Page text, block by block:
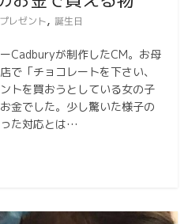
プレゼント, 誕生日
Cadburyが制作したCM。お母
で「チョコレートを下さい、
トを買おうとしている女の子
金でした。少し驚いた様子の
た対応とは…